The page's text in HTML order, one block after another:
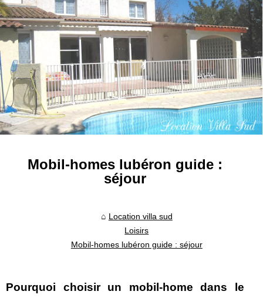
Mobil-homes lubéron guide :
séjour
Location villa sud
Loisirs
Mobil-homes lubéron guide : séjour
Pourquoi choisir un mobil-home dans le